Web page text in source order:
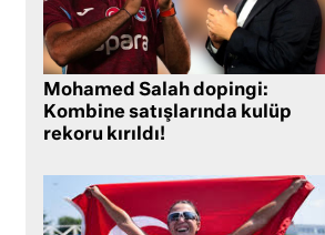
Mohamed Salah dopingi:
Kombine satışlarında kulüp
rekoru kırıldı!